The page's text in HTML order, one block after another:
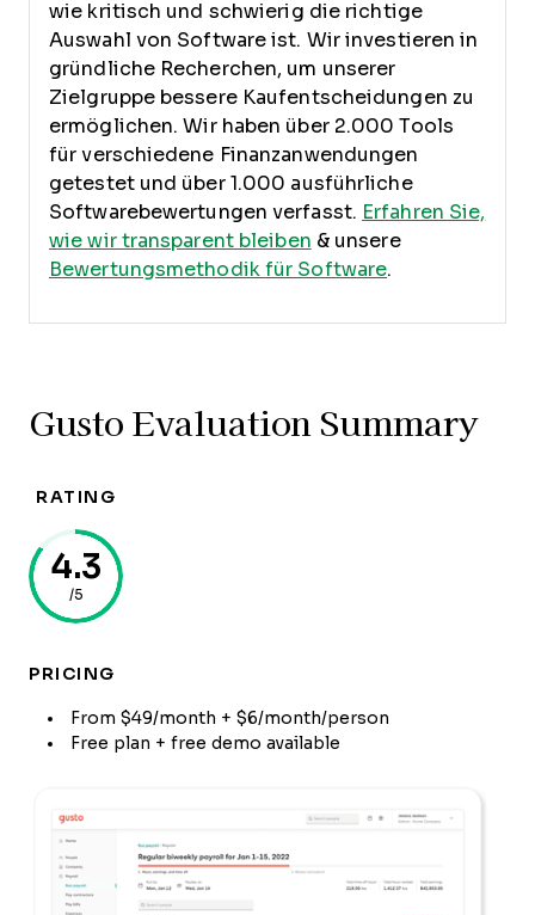
wie kritisch und schwierig die richtige
Auswahl von Software ist. Wir investieren in
gründliche Recherchen, um unserer
Zielgruppe bessere Kaufentscheidungen zu
ermöglichen. Wir haben über 2.000 Tools
für verschiedene Finanzanwendungen
getestet und über 1.000 ausführliche
Softwarebewertungen verfasst. Erfahren Sie,
wie wir transparent bleiben & unsere
Bewertungsmethodik für Software.
Gusto Evaluation Summary
RATING
4.3
/5
PRICING
From $49/month + $6/month/person
Free plan + free demo available